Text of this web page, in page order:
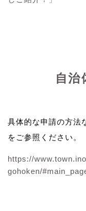
自治
具体的な申請の方法
をご参照ください。
https://
gohoken/